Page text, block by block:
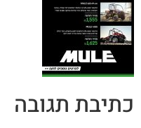
כתיבת תגובה